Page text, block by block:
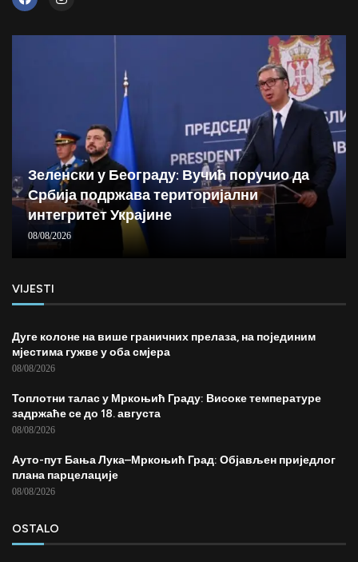
Зеленски у Београду: Вучић поручио да
Србија подржава територијални
интегритет Украјине
08/08/2026
VIJESTI
Дуге колоне на више граничних прелаза, на појединим
мјестима гужве у оба смјера
08/08/2026
Топлотни талас у Мркоњић Граду: Високе температуре
задржаће се до 18. августа
08/08/2026
Ауто-пут Бања Лука–Мркоњић Град: Објављен приједлог
плана парцелације
08/08/2026
OSTALO